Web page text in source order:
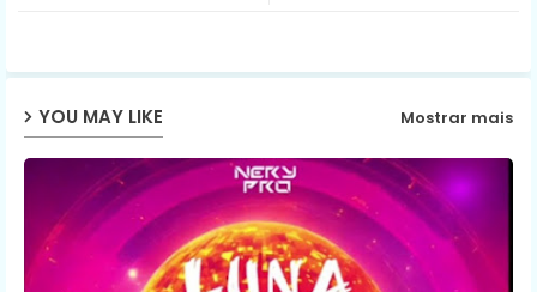
ap
YOU MAY LIKE Mostrar mais